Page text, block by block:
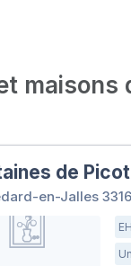
de Picot
en-Jalles